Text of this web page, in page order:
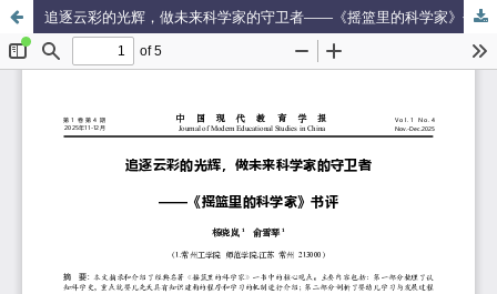
追逐云彩的光辉，做未来科学家的守卫者——《摇篮里的科学家》书评